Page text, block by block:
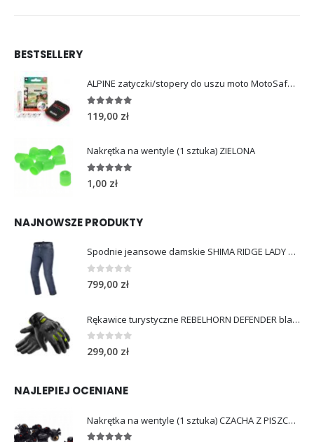
BESTSELLERY
ALPINE zatyczki/stopery do uszu moto MotoSafe Pro
4.96out of 5
119,00 zł
Nakrętka na wentyle (1 sztuka) ZIELONA
5.00 out of 5
1,00 zł
NAJNOWSZE PRODUKTY
Spodnie jeansowe damskie SHIMA RIDGE LADY blue
0out of 5
799,00 zł
Rękawice turystyczne REBELHORN DEFENDER black yellow fluo
0 out of 5
299,00 zł
NAJLEPIEJ OCENIANE
Nakrętka na wentyle (1 sztuka) CZACHA Z PISZCZELAMI